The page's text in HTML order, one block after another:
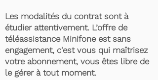
Les modalités du contrat sont à
étudier attentivement. L’offre de
téléassistance Minifone est sans
engagement, c'est vous qui maîtrisez
votre abonnement, vous êtes libre de
le gérer à tout moment.